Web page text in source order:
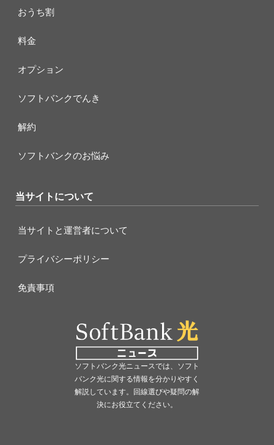
おうち割
料金
オプション
ソフトバンクでんき
解約
ソフトバンクのお悩み
当サイトについて
当サイトと運営者について
プライバシーポリシー
免責事項
ソフトバンク光ニュースでは、ソフト
バンク光に関する情報を分かりやすく
解説しています。回線選びや疑問の解
決にお役立てください。